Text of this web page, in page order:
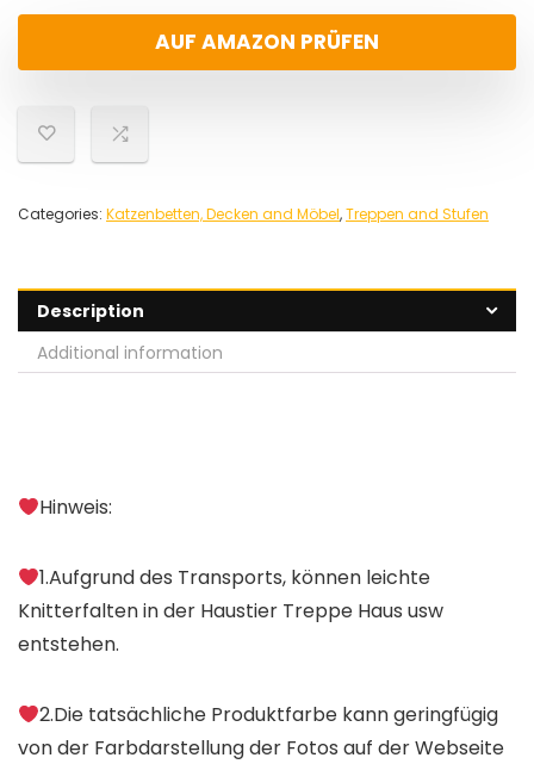
AUF AMAZON PRÜFEN
Categories: Katzenbetten, Decken and Möbel,Treppen and Stufen
Description
Additional information
Hinweis:
1.Aufgrund des Transports, können leichte
Knitterfalten in der Haustier Treppe Haus usw
entstehen.
2.Die tatsächliche Produktfarbe kann geringfügig
von der Farbdarstellung der Fotos auf der Webseite